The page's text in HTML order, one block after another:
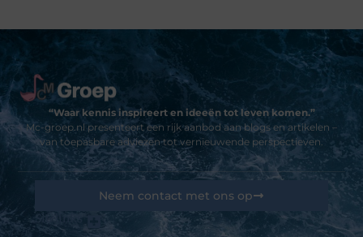
“Waar kennis inspireert en ideeën tot leven komen.”
Mc-groep.nl presenteert een rijk aanbod aan blogs en artikelen –
van toepasbare adviezen tot vernieuwende perspectieven.
Sitelinks
Neem contact met ons op